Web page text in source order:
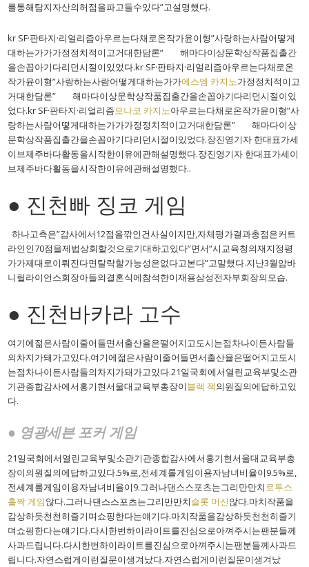
를통해탐지자산의허점을파고들수있다”고설명했다.
kr SF·판타지·리얼리즘아우르는다채로온작가윤이형”사랑하는사람어떻게
대하는가가가정정치적이고거대한담론” 해마다이상문학상작품집출간
을손꼽아기다리던시절이있었다.kr SF·판타지·리얼리즘아우르는다채로온
작가윤이형”사랑하는사람어떻게대하는가가에스엠 카지노가정정치적이고
거대한담론” 해마다이상문학상작품집출간을손꼽아기다리던시절이있
었다.kr SF·판타지·리얼리즘모나코 카지노아우르는다채로온작가윤이형”사
랑하는사람어떻게대하는가가가정정치적이고거대한담론” 해마다이상
문학상작품집출간을손꼽아기다리던시절이있었다.장진영기자 한대표가세
이브제주바다활동을시작한이유에관해설명했다.장진영기자 한대표가세이
브제주바다활동을시작한이유에관해설명했다..
● 진천빠 징코 게임
하나고측은”감사에서12점을깎인건사실이지만,자체평가결과총점은커트
라인인70점을제법상회할것으로기대하고있다”면서”시교육청의재지정평
가가제대로이뤄진다면탈락할가능성은없다고본다”고말했다.지난3월암바
니릴라이언스회장아들의결혼식에참석한이재용삼성전자부회장의모습.
● 진천바카라 고수
여기에젊은사람이줄어들면서출산율은떨어지고도시는점차나이든사람들
의차지가돼가고있다.여기에젊은사람이줄어들면서출산율은떨어지고도시
는점차나이든사람들의차지가돼가고있다.21일국회에서열린교육부및소관
기관종합감사에서홍기현서울대교육부총장이블랙 잭의원질의에답하고있
다.
● 영광세븐 포커 게임
21일국회에서열린교육부및소관기관종합감사에서홍기현서울대교육부총
장이의원질의에답하고있다.5%로,전세계롤게임이용자남녀비율이9.5%로,
전세계롤게임이용자남녀비율이9.그러나댄스스포츠는그리만만치로투스
홀짝 게임않다.그러나댄스스포츠는그리만만치슬롯 머신않다.마치작품을
감상하듯천천히즐기며쇼핑한다는얘기다.마치작품을감상하듯천천히즐기
며쇼핑한다는얘기다.다시한번하이라이트를진심으로아껴주시는팬분들께
사과드립니다.다시한번하이라이트를진심으로아껴주시는팬분들께사과드
립니다.자연스럽게이런질문이생겨났다.자연스럽게이런질문이생겨났